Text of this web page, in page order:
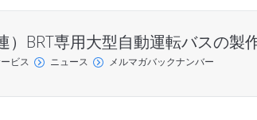
BRT専用大型自動運転バスの
ビス ニュース メルマガバックナンバー